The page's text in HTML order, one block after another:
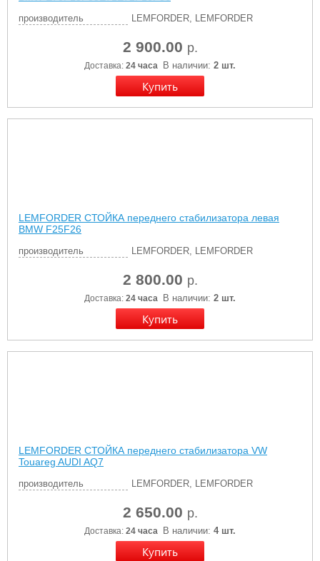
производитель LEMFORDER, LEMFORDER
2 900.00 р.
Доставка: 24 часа В наличии: 2 шт.
LEMFORDER СТОЙКА переднего стабилизатора левая
BMW F25F26
производитель LEMFORDER, LEMFORDER
2 800.00 р.
Доставка: 24 часа В наличии: 2 шт.
LEMFORDER СТОЙКА переднего стабилизатора VW
Touareg AUDI AQ7
производитель LEMFORDER, LEMFORDER
2 650.00 р.
Доставка: 24 часа В наличии: 4 шт.